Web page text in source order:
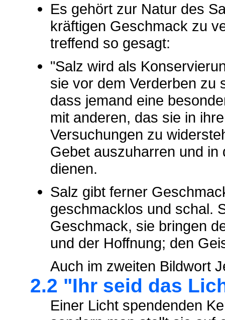
Es gehört zur Natur des
kräftigen Geschmack zu
treffend so gesagt:
"Salz wird als
sie vor dem Verderben zu
dass jemand eine
mit anderen, das sie in
Versuchungen zu
Gebet auszuharren und
dienen.
Salz gibt ferner
geschmacklos und schal.
Geschmack, sie bringen
und der Hoffnung; den
Auch im zweiten Bildwort
2.2 "Ihr seid das
Einer Licht spendenden